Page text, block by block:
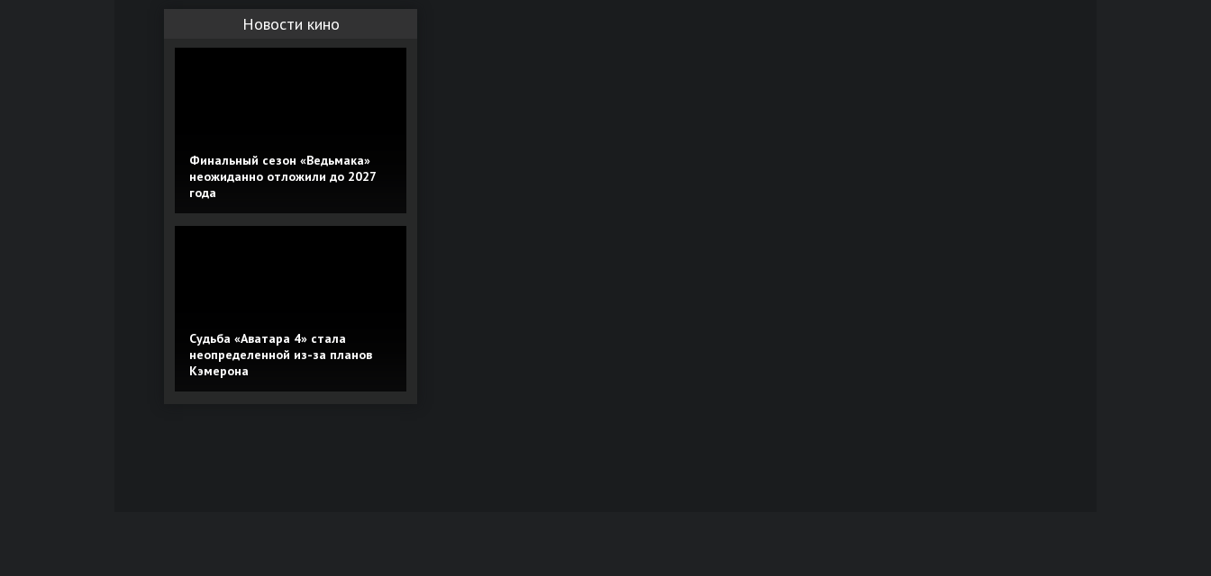
Новости кино
Финальный сезон «Ведьмака»
неожиданно отложили до 2027
года
Судьба «Аватара 4» стала
неопределенной из-за планов
Кэмерона